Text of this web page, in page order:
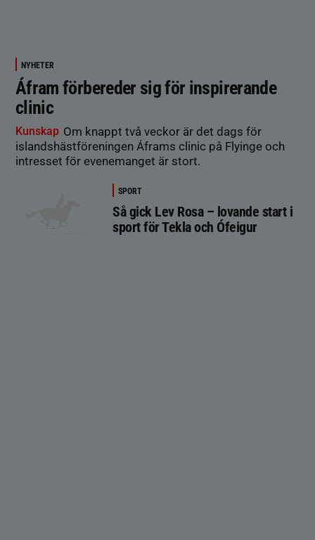
NYHETER
Áfram förbereder sig för inspirerande
clinic
Kunskap Om knappt två veckor är det dags för
islandshästföreningen Áframs clinic på Flyinge och
intresset för evenemanget är stort.
SPORT
Så gick Lev Rosa – lovande start i
sport för Tekla och Ófeigur